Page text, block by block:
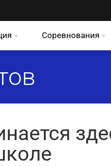
Соревнования